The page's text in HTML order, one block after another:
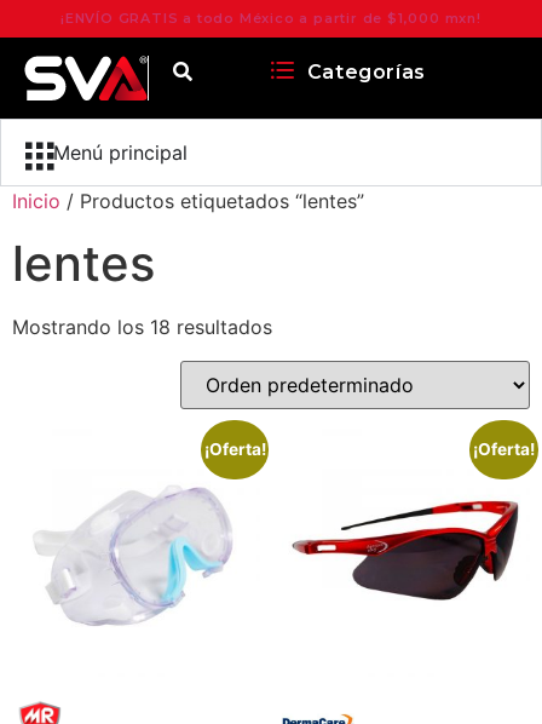
¡ENVÍO GRATIS a todo México a partir de $1,000 mxn!
Categorías
Menú principal
Inicio / Productos etiquetados “lentes”
lentes
Mostrando los 18 resultados
¡Oferta! ¡Oferta!